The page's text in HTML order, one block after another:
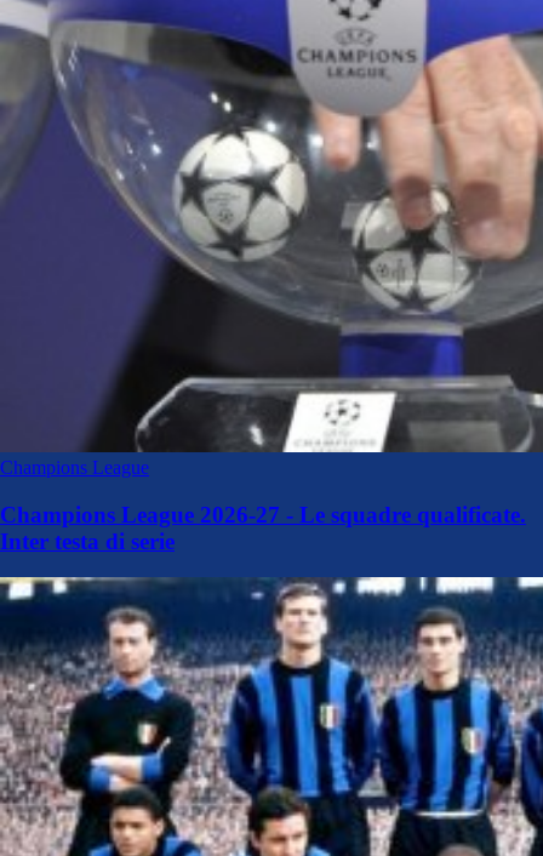
Champions League
Champions League 2026-27 - Le squadre qualificate.
Inter testa di serie